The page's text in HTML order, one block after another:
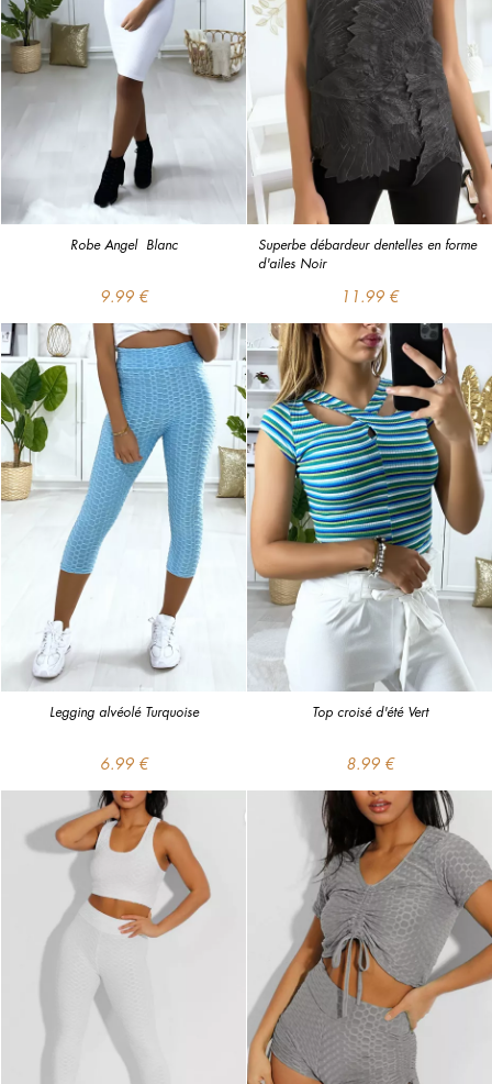
Robe Angel  Blanc
9.99 €
Superbe débardeur dentelles en forme
d'ailes Noir
11.99 €
Legging alvéolé Turquoise
6.99 €
Top croisé d'été Vert
8.99 €